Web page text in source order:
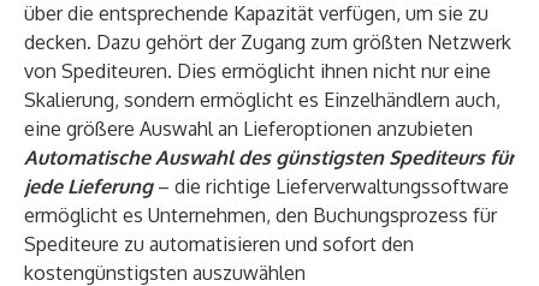
über die entsprechende Kapazität verfügen, um sie zu
decken. Dazu gehört der Zugang zum größten Netzwerk
von Spediteuren. Dies ermöglicht ihnen nicht nur eine
Skalierung, sondern ermöglicht es Einzelhändlern auch,
eine größere Auswahl an Lieferoptionen anzubieten
Automatische Auswahl des günstigsten Spediteurs für
jede Lieferung – die richtige Lieferverwaltungssoftware
ermöglicht es Unternehmen, den Buchungsprozess für
Spediteure zu automatisieren und sofort den
kostengünstigsten auszuwählen